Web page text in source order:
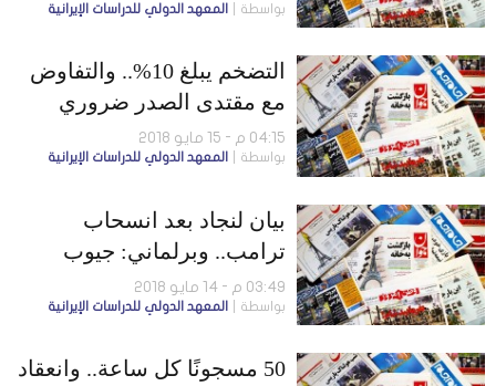
بواسطة المعهد الدولي للدراسات الإيرانية
التضخم يبلغ 10%.. والتفاوض
مع مقتدى الصدر ضروري
04:15 م - 15 مايو 2018
بواسطة المعهد الدولي للدراسات الإيرانية
بيان لنجاد بعد انسحاب
ترامب.. وبرلماني: جيوب
الشعب مصدر أموال
المؤسسات المالية
03:49 م - 14 مايو 2018
بواسطة المعهد الدولي للدراسات الإيرانية
50 مسجونًا كل ساعة.. وانعقاد